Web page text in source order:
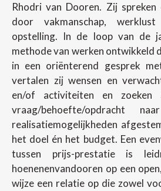
Rhodri van Dooren. Zij spreken
door vakmanschap,
opstelling. In de loop van de
methode van werken ontwikkeld
in een oriënterend gesprek
vertalen zij wensen en
en/of activiteiten en zoeken
vraag/behoefte/opdracht
realisatiemogelijkheden
het doel én het budget. Een
tussen prijs-prestatie is
hoenenenvandooren op een
wijze een relatie op die zowel